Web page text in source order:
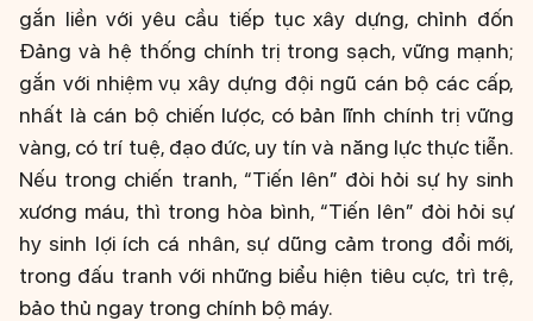
gắn liền với yêu cầu tiếp tục xây dựng, chỉnh đốn
Đảng và hệ thống chính trị trong sạch, vững mạnh;
gắn với nhiệm vụ xây dựng đội ngũ cán bộ các cấp,
nhất là cán bộ chiến lược, có bản lĩnh chính trị vững
vàng, có trí tuệ, đạo đức, uy tín và năng lực thực tiễn.
Nếu trong chiến tranh, “Tiến lên” đòi hỏi sự hy sinh
xương máu, thì trong hòa bình, “Tiến lên” đòi hỏi sự
hy sinh lợi ích cá nhân, sự dũng cảm trong đổi mới,
trong đấu tranh với những biểu hiện tiêu cực, trì trệ,
bảo thủ ngay trong chính bộ máy.